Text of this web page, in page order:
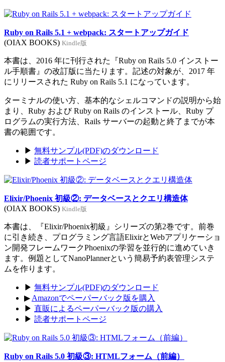
Ruby on Rails 5.1 + webpack: スタートアップガイド
(OIAX BOOKS) Kindle版
本書は、2016 年に刊行された『Ruby on Rails 5.0 インストー
ル手順書』の改訂版に当たります。記述の対象が、2017 年
にリリースされた Ruby on Rails 5.1 になっています。
ターミナルの使い方、基本的なシェルコマンドの説明から始
まり、Ruby および Ruby on Rails のインストール、Ruby プ
ログラムの実行方法、Rails サーバーの起動と終了までが本
書の範囲です。
▶ 無料サンプル(PDF)のダウンロード
▶ 読者サポートページ
Elixir/Phoenix 初級②: データベースとクエリ構造体
(OIAX BOOKS) Kindle版
本書は、『Elixir/Phoenix初級』シリーズの第2巻です。前巻
に引き続き、プログラミング言語ElixirとWebアプリケーショ
ン開発フレームワークPhoenixの学習を並行的に進めていき
ます。例題としてNanoPlannerという簡易予約表管理システ
ムを作ります。
▶ 無料サンプル(PDF)のダウンロード
▶ Amazonでペーパーバック版を購入
▶ 直販によるペーパーバック版の購入
▶ 読者サポートページ
Ruby on Rails 5.0 初級③: HTMLフォーム（前編）